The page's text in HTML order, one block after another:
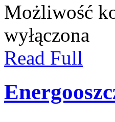
Możliwość
wyłączona
Read Full